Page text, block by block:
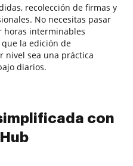
recolección de firmas y
No necesitas pasar
horas interminables
la edición de
nivel sea una práctica
diarios.
con